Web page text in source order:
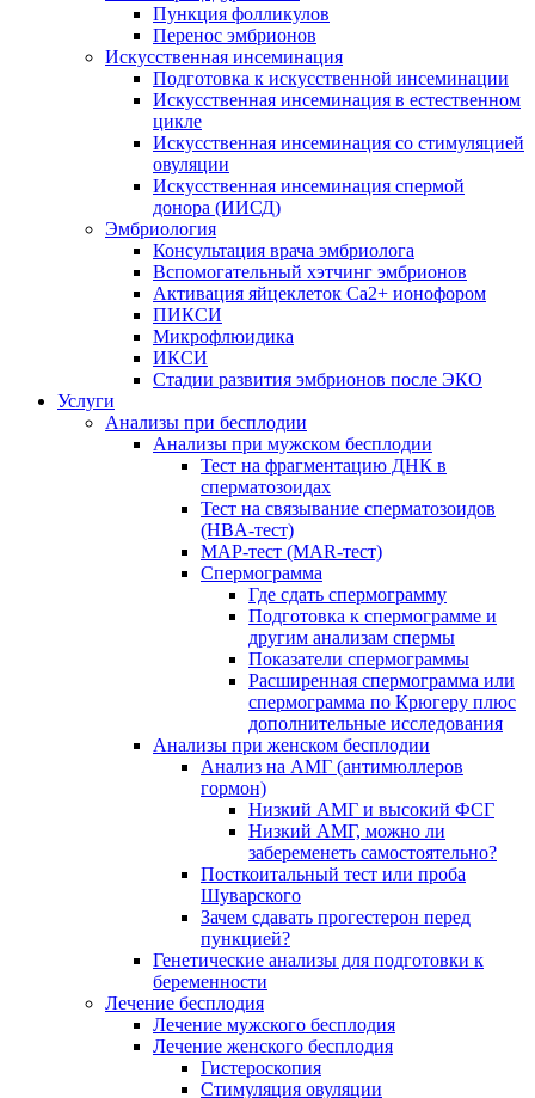
Пункция фолликулов
Перенос эмбрионов
Искусственная инсеминация
Подготовка к искусственной инсеминации
Искусственная инсеминация в естественном
цикле
Искусственная инсеминация со стимуляцией
овуляции
Искусственная инсеминация спермой
донора (ИИСД)
Эмбриология
Консультация врача эмбриолога
Вспомогательный хэтчинг эмбрионов
Активация яйцеклеток Са2+ ионофором
ПИКСИ
Микрофлюидика
ИКСИ
Стадии развития эмбрионов после ЭКО
Услуги
Анализы при бесплодии
Анализы при мужском бесплодии
Тест на фрагментацию ДНК в
сперматозоидах
Тест на связывание сперматозоидов
(HBA-тест)
МАР-тест (MAR-тест)
Спермограмма
Где сдать спермограмму
Подготовка к спермограмме и
другим анализам спермы
Показатели спермограммы
Расширенная спермограмма или
спермограмма по Крюгеру плюс
дополнительные исследования
Анализы при женском бесплодии
Анализ на АМГ (антимюллеров
гормон)
Низкий АМГ и высокий ФСГ
Низкий АМГ, можно ли
забеременеть самостоятельно?
Посткоитальный тест или проба
Шуварского
Зачем сдавать прогестерон перед
пункцией?
Генетические анализы для подготовки к
беременности
Лечение бесплодия
Лечение мужского бесплодия
Лечение женского бесплодия
Гистероскопия
Стимуляция овуляции